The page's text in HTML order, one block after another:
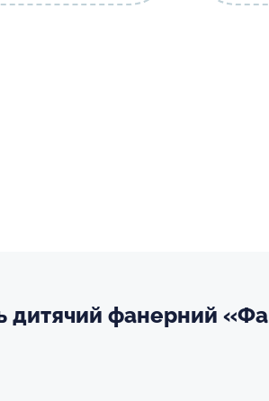
дитячий фанерний